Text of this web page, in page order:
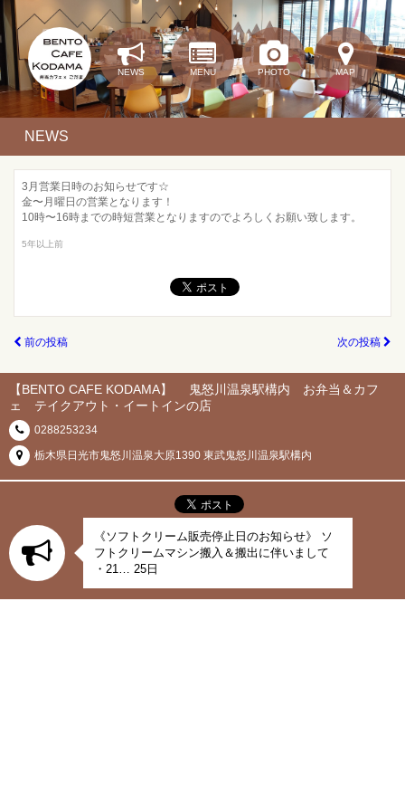
NEWS MENU PHOTO MAP
NEWS
3月営業日時のお知らせです☆
金〜月曜日の営業となります！
10時〜16時までの時短営業となりますのでよろしくお願い致します。
5年以上前
前の投稿 次の投稿
【BENTO CAFE KODAMA】 鬼怒川温泉駅構内 お弁当＆カフ
ェ テイクアウト・イートインの店
0288253234
栃木県日光市鬼怒川温泉大原1390 東武鬼怒川温泉駅構内
《ソフトクリーム販売停止日のお知らせ》 ソ
フトクリームマシン搬入＆搬出に伴いまして
・21… 25日